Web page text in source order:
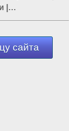
сайта